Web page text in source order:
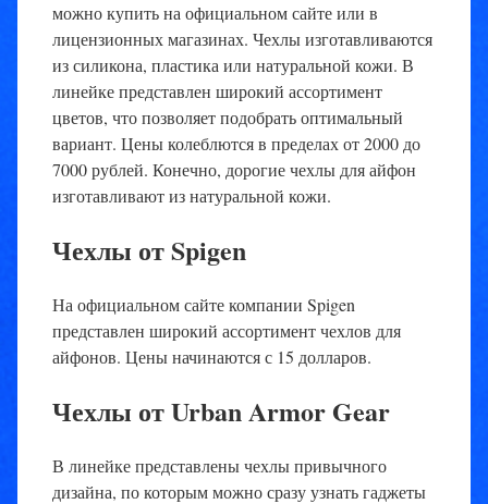
можно купить на официальном сайте или в
лицензионных магазинах. Чехлы изготавливаются
из силикона, пластика или натуральной кожи. В
линейке представлен широкий ассортимент
цветов, что позволяет подобрать оптимальный
вариант. Цены колеблются в пределах от 2000 до
7000 рублей. Конечно, дорогие чехлы для айфон
изготавливают из натуральной кожи.
Чехлы от Spigen
На официальном сайте компании Spigen
представлен широкий ассортимент чехлов для
айфонов. Цены начинаются с 15 долларов.
Чехлы от Urban Armor Gear
В линейке представлены чехлы привычного
дизайна, по которым можно сразу узнать гаджеты